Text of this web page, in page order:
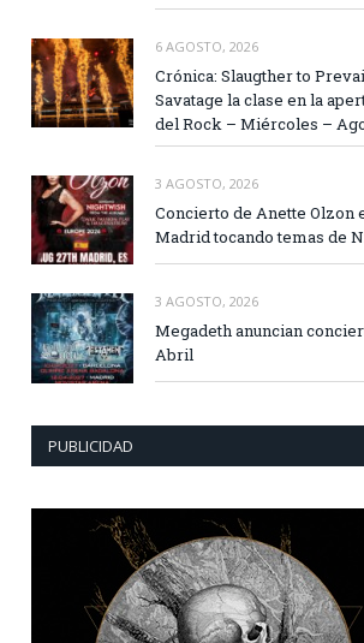
6 AGOSTO, 2026
Crónica: Slaugther to
Savatage la clase en la
del Rock – Miércoles –
3 AGOSTO, 2026
Concierto de Anette Olzon
Madrid tocando temas de
3 AGOSTO, 2026
Megadeth anuncian
Abril
PUBLICIDAD